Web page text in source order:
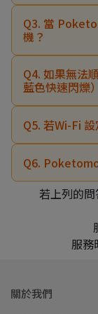
Q3. 當
機？
Q4. 如果無法
藍色快速閃爍
Q5. 若Wi-Fi
Q6.
若上列的
服務
關於我們